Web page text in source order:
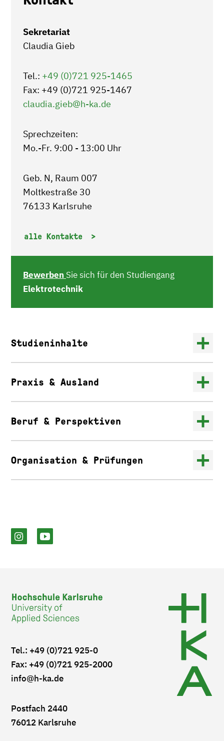
Sekretariat
Claudia Gieb
Tel.: +49 (0)721 925-1465
Fax: +49 (0)721 925-1467
claudia.gieb@h-ka.de
Sprechzeiten:
Mo.-Fr. 9:00 - 13:00 Uhr
Geb. N, Raum 007
Moltkestraße 30
76133 Karlsruhe
alle Kontakte
Bewerben Sie sich für den Studiengang
Elektrotechnik
Studieninhalte
Praxis & Ausland
Beruf & Perspektiven
Organisation & Prüfungen
Tel.: +49 (0)721 925-0
Fax: +49 (0)721 925-2000
info@h-ka.de
Postfach 2440
76012 Karlsruhe